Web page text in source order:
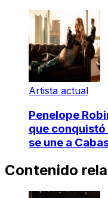
Artista actual
Penelope
que
se une a
Contenido